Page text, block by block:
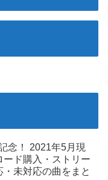
念！ 2021年5月現
ード購入・ストリー
・未対応の曲をまと